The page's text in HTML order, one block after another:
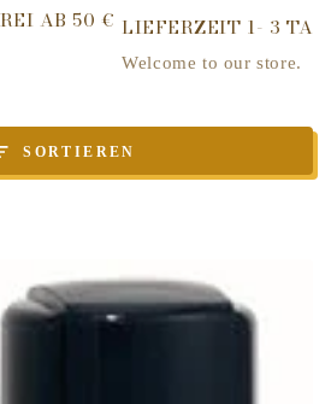
AB 50 € LIEFERZEIT 1- 3
Welcome to our store.
SORTIEREN